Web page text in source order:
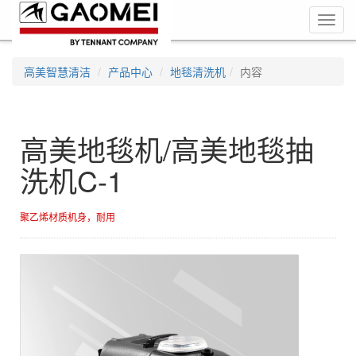
高美智慧清洁 产品中心 地毯清洗机 内容
高美地毯机/高美地毯抽
洗机C-1
聚乙烯材质机身，耐用